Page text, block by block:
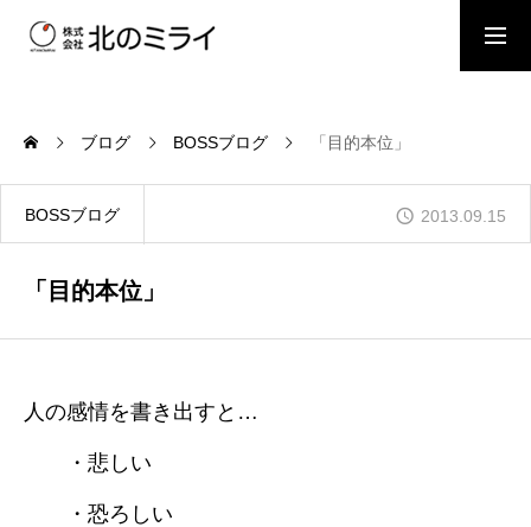
会社概要
事業内容
お問い合わせ
ブログ BOSSブログ 「目的本位」
BOSSブログ 2013.09.15
「目的本位」
人の感情を書き出すと…
・悲しい
・恐ろしい